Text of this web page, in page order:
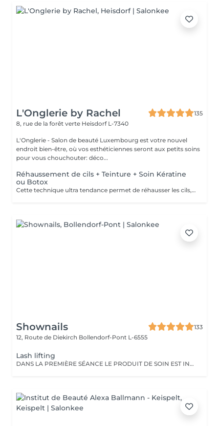
L'Onglerie by Rachel
135
8, rue de la forêt verte Heisdorf L-7340
L'Onglerie - Salon de beauté Luxembourg est votre nouvel
endroit bien-être, où vos esthéticiennes seront aux petits soins
pour vous chouchouter: déco...
Réhaussement de cils + Teinture + Soin Kératine
ou Botox
Cette technique ultra tendance permet de réhausser les cils, et leur apporter une courbure naturelle digne d'un mascara Découvrez le réhaussement de cils classique, soin Kératine ou combiné au soin Lash Botox: le Must Have du moment. C'est un soin réparateur pour les cils à base de kératine, panthénol et vitamines pour fortifier les cils endommagés ou fragiles, les nourrir, les hydrater et booster leur croissance. La formule du traitement est réalisée spécialement pour les cils, inoffensif pour les yeux, à base de : Vitamine E, pour rajeunir, restaurer et activer la pousse des cils. Panthénol : pour restaurer la structure du poil abimé, il enrobe chaque cil d'une pellicule qui lui ajoute volume, le nourrit, l'hydrate et stimule la pousse. Huile d'argan: hydrate, nourrit et régénère les cils, les fait briller. Kératine: remplit la structure et remplit les zones abîmées des cils. Recrée la couche de kératine naturelle. Collagène: referme les couches supérieures des cils, les rend plus flexibles, et doux. Acide Hyaluronique: restaure et hydrate les cils, empêche la perte d'humidité. Le traitement entraîne une pousse des cils, 40 % de volume en plus après le traitement soin, la teinture noire dure jusqu'à huit semaines, et l'effet du soin dure environ 2 mois. Il est possible de faire ce traitement tous les 2 à 3 mois, le résultat va s'ajouter, et les cils n'en seront que plus beaux, et en bonne santé.
Shownails
133
12, Route de Diekirch Bollendorf-Pont L-6555
Lash lifting
DANS LA PREMIÈRE SÉANCE LE PRODUIT DE SOIN EST INCLUS Le lash lifting a une durée de 3 mois. Après cela, il faudra faire une maintenance.